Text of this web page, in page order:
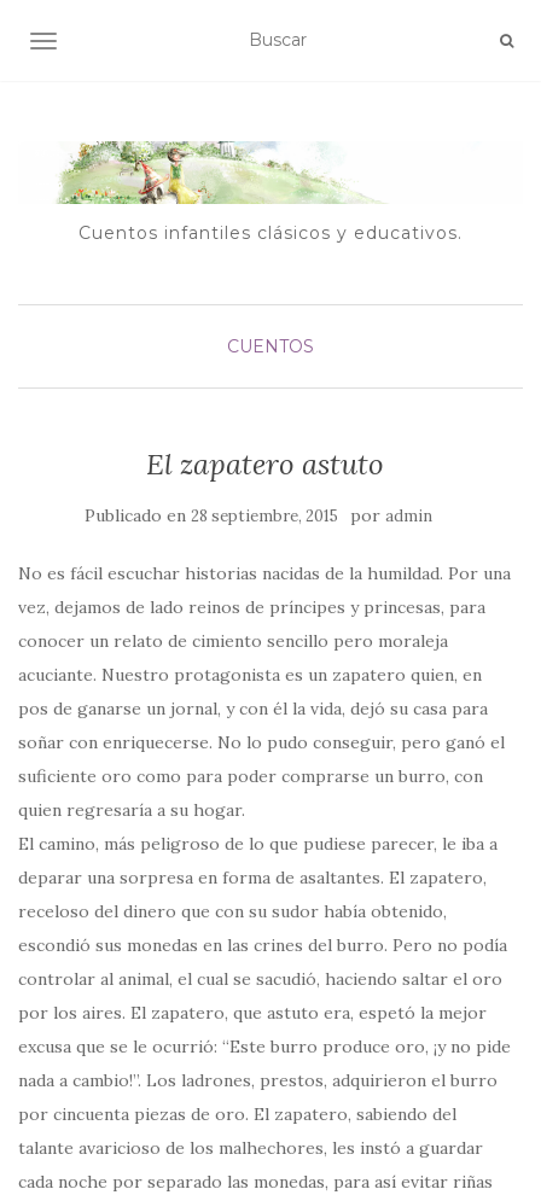
ALTERNAR NAVEGACIÓN
Cuentos infantiles clásicos y educativos.
CUENTOS
El zapatero astuto
Publicado en 28 septiembre, 2015 por admin
No es fácil escuchar historias nacidas de la humildad. Por una
vez, dejamos de lado reinos de príncipes y princesas, para
conocer un relato de cimiento sencillo pero moraleja
acuciante. Nuestro protagonista es un zapatero quien, en
pos de ganarse un jornal, y con él la vida, dejó su casa para
soñar con enriquecerse. No lo pudo conseguir, pero ganó el
suficiente oro como para poder comprarse un burro, con
quien regresaría a su hogar.
El camino, más peligroso de lo que pudiese parecer, le iba a
deparar una sorpresa en forma de asaltantes. El zapatero,
receloso del dinero que con su sudor había obtenido,
escondió sus monedas en las crines del burro. Pero no podía
controlar al animal, el cual se sacudió, haciendo saltar el oro
por los aires. El zapatero, que astuto era, espetó la mejor
excusa que se le ocurrió: “Este burro produce oro, ¡y no pide
nada a cambio!”. Los ladrones, prestos, adquirieron el burro
por cincuenta piezas de oro. El zapatero, sabiendo del
talante avaricioso de los malhechores, les instó a guardar
cada noche por separado las monedas, para así evitar riñas